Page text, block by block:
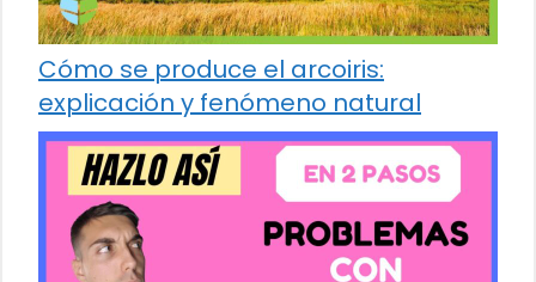
Cómo se produce el arcoiris:
explicación y fenómeno natural